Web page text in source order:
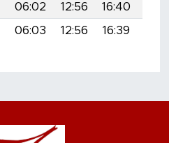
06:02 12:56 16:40
06:03 12:56 16:39